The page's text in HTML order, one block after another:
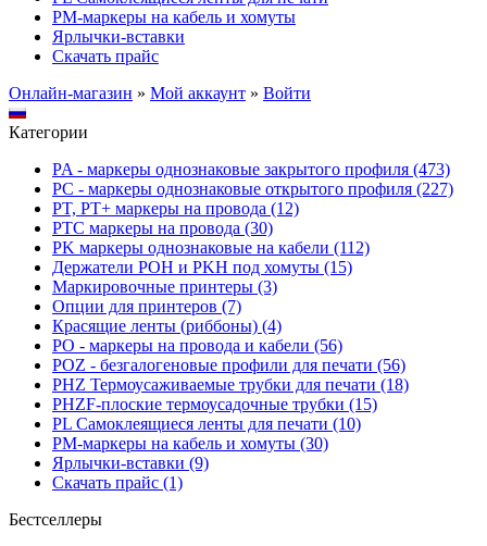
PM-маркеры на кабель и хомуты
Ярлычки-вставки
Скачать прайс
Онлайн-магазин » Мой аккаунт » Войти
Категории
PA - маркеры однознаковые закрытого профиля (473)
PC - маркеры однознаковые открытого профиля (227)
PT, PT+ маркеры на провода (12)
PTC маркеры на провода (30)
PK маркеры однознаковые на кабели (112)
Держатели POH и PKH под хомуты (15)
Маркировочные принтеры (3)
Опции для принтеров (7)
Красящие ленты (риббоны) (4)
PO - маркеры на провода и кабели (56)
POZ - безгалогеновые профили для печати (56)
PHZ Термоусаживаемые трубки для печати (18)
PHZF-плоские термоусадочные трубки (15)
PL Самоклеящиеся ленты для печати (10)
PM-маркеры на кабель и хомуты (30)
Ярлычки-вставки (9)
Скачать прайс (1)
Бестселлеры